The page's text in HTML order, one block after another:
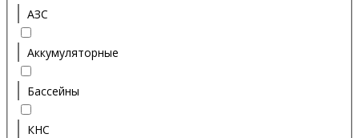
АЗС
Аккумуляторные
Бассейны
КНС